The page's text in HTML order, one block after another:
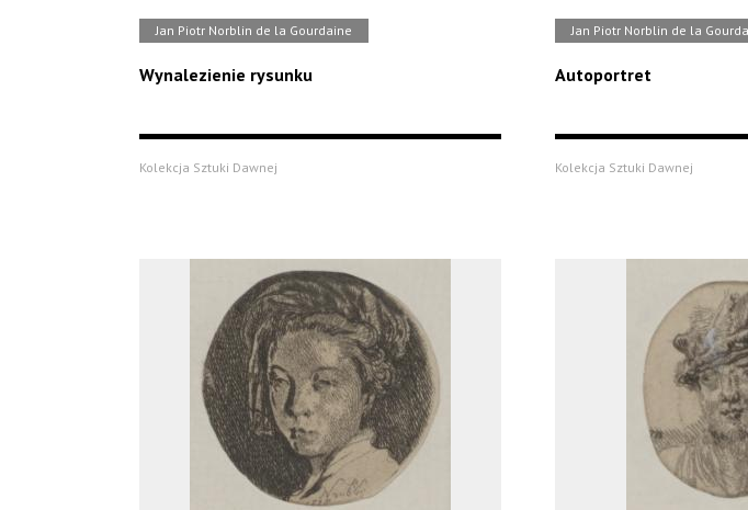
Jan Piotr Norblin de la Gourdaine
Wynalezienie rysunku
Kolekcja Sztuki Dawnej
Jan Piotr Norblin de la
Autoportret
Kolekcja Sztuki Dawnej